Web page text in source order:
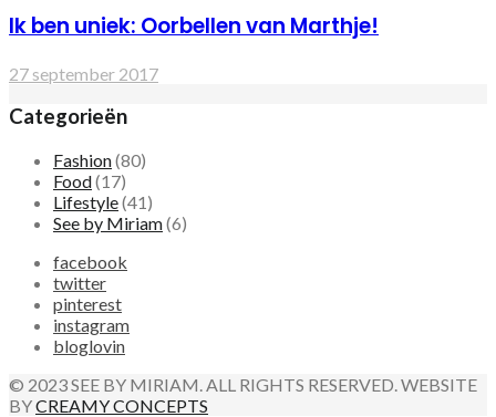
Ik ben uniek: Oorbellen van Marthje!
27 september 2017
Categorieën
Fashion(80)
Food(17)
Lifestyle(41)
See by Miriam(6)
facebook
twitter
pinterest
instagram
bloglovin
© 2023 SEE BY MIRIAM. ALL RIGHTS RESERVED. WEBSITE
BYCREAMY CONCEPTS